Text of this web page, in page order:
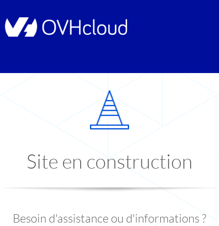
Site en construction
Besoin d'assistance ou d'informations ?